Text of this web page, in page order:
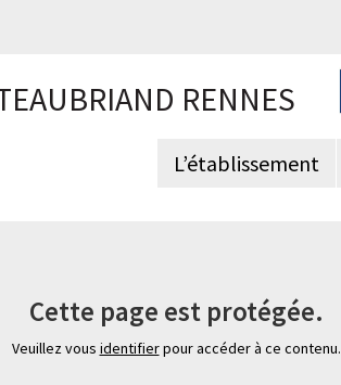
RENNES
L’établissement
Cette page est protégée.
Veuillez vous identifierpour accéder à ce contenu.